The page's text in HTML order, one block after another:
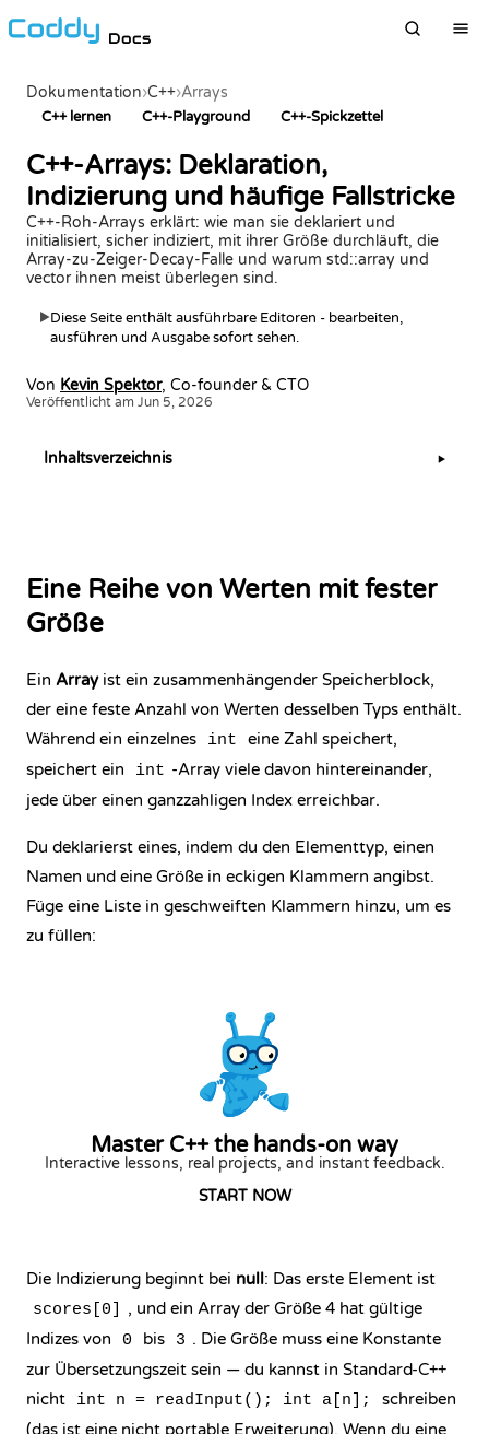
Docs
Dokumentation›C++›Arrays
C++ lernen C++-Playground C++-Spickzettel
C++-Arrays: Deklaration,
Indizierung und häufige Fallstricke
C++-Roh-Arrays erklärt: wie man sie deklariert und
initialisiert, sicher indiziert, mit ihrer Größe durchläuft, die
Array-zu-Zeiger-Decay-Falle und warum std::array und
vector ihnen meist überlegen sind.
▶Diese Seite enthält ausführbare Editoren - bearbeiten,
ausführen und Ausgabe sofort sehen.
Von Kevin Spektor, Co-founder & CTO
Veröffentlicht am Jun 5, 2026
Eine Reihe von Werten mit fester
Größe
Ein Arrayist ein zusammenhängender Speicherblock,
der eine feste Anzahl von Werten desselben Typs enthält.
Während ein einzelnes
int
eine Zahl speichert,
speichert ein
int -Array viele davon hintereinander,
jede über einen ganzzahligen Index erreichbar.
Du deklarierst eines, indem du den Elementtyp, einen
Namen und eine Größe in eckigen Klammern angibst.
Füge eine Liste in geschweiften Klammern hinzu, um es
zu füllen:
Master C++ the hands-on way
Interactive lessons, real projects, and instant feedback.
START NOW
Die Indizierung beginnt bei null: Das erste Element ist
scores[0]
, und ein Array der Größe 4 hat gültige
Indizes von
0 bis 3 . Die Größe muss eine Konstante
zur Übersetzungszeit sein — du kannst in Standard-C++
nicht
int n = readInput(); int a[n];
schreiben
(das ist eine nicht portable Erweiterung). Wenn du eine
Inhaltsverzeichnis ▶